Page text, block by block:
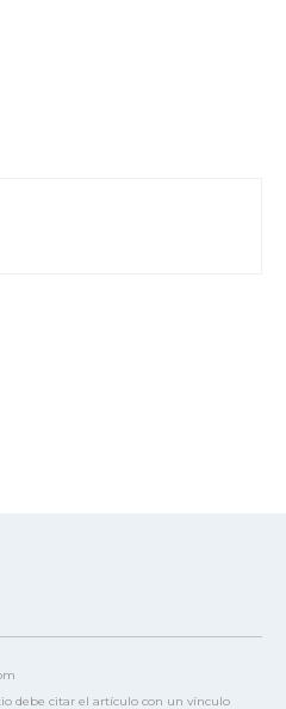
debe citar el artículo con un vínculo